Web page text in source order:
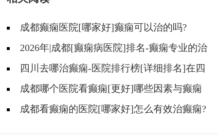
成都癫痫医院[哪家好]癫痫可以治的吗?
2026年|成都[癫痫病医院]排名-癫痫专业的治
疗方法都有什么?
四川去哪治癫痫-医院排行榜[详细排名]在四
川治疗癫痫病要多少钱?
成都哪个医院看癫痫[更好]哪些因素与癫痫
发作的治疗费用有关?
成都看癫痫的医院[哪家好]怎么有效治癫痫?